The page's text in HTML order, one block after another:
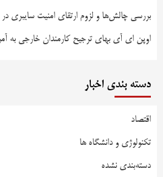
بررسی چالش‌ها و لزوم ارتقای امنیت سایبری
اوپن ای آی بهای ترجیح کارمندان خارجی به
دسته بندی اخبار
اقتصاد
تکنولوژی و دانشگاه ها
دسته‌بندی نشده